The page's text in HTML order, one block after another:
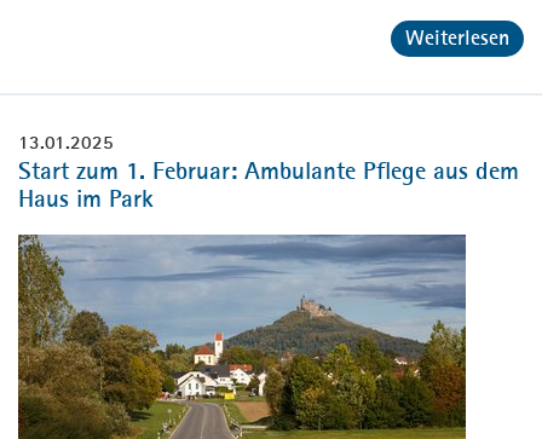
Weiterlesen
13.01.2025
Start zum 1. Februar: Ambulante Pflege aus dem
Haus im Park